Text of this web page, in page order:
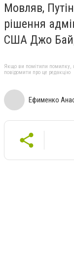
Мовляв,
рішення
США Джо
Якщо ви помітили помилку,
повідомити про це редакцію
Ефименко